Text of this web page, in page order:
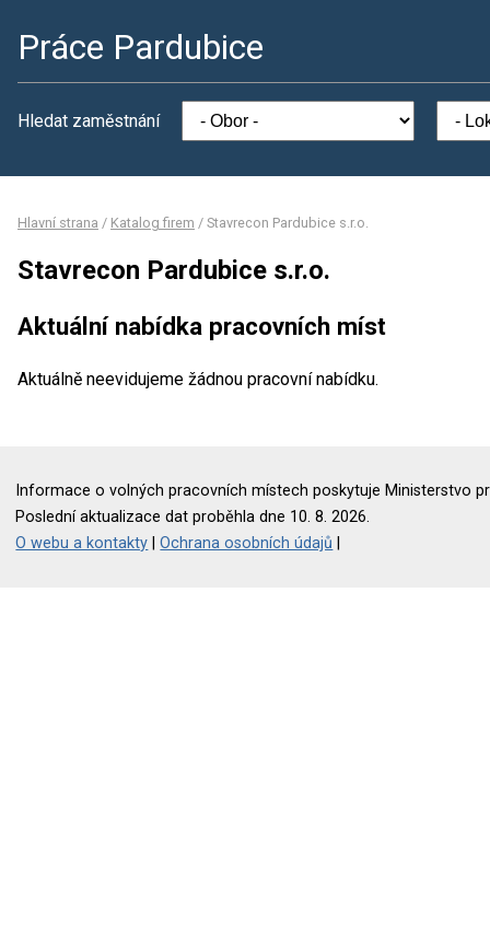
Práce Pardubice
Hledat zaměstnání
Hlavní strana / Katalog firem / Stavrecon Pardubice s.r.o.
Stavrecon Pardubice s.r.o.
Aktuální nabídka pracovních míst
Aktuálně neevidujeme žádnou pracovní nabídku.
Informace o volných pracovních místech poskytuje Ministerstvo
Poslední aktualizace dat proběhla dne 10. 8. 2026.
O webu a kontakty |Ochrana osobních údajů